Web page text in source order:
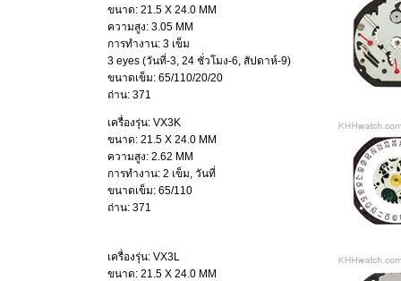
ขนาด: 21.5 X 24.0 MM
ความสูง: 3.05 MM
การทำงาน: 3 เข็ม
3 eyes (วันที่-3, 24 ชั่วโมง-6, สัปดาห์-9)
ขนาดเข็ม: 65/110/20/20
ถ่าน: 371
เครื่องรุ่น: VX3K
ขนาด: 21.5 X 24.0 MM
ความสูง: 2.62 MM
การทำงาน: 2 เข็ม, วันที่
ขนาดเข็ม: 65/110
ถ่าน: 371
เครื่องรุ่น: VX3L
ขนาด: 21.5 X 24.0 MM